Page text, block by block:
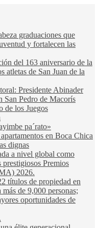
graduaciones que
y fortalecen las
del 163 aniversario de la
atletas de San Juan de la
Presidente Abinader
San Pedro de Macorís
de los Juegos
pa´rato»
en Boca Chica
dignas
a nivel global como
Premios
2026.
títulos de propiedad en
de 9,000 personas;
oportunidades de